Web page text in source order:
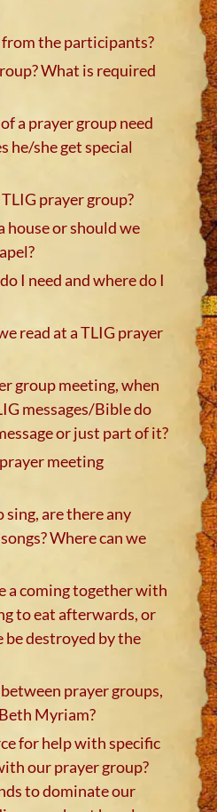
the participants?
What is required
a prayer group need
he/she get special
prayer group?
house or should we
I need and where do I
read at a TLIG prayer
group meeting, when
messages/Bible do
or just part of it?
meeting
are there any
Where can we
a coming together with
to eat afterwards, or
destroyed by the
prayer groups,
Myriam?
for help with specific
our prayer group?
to dominate our